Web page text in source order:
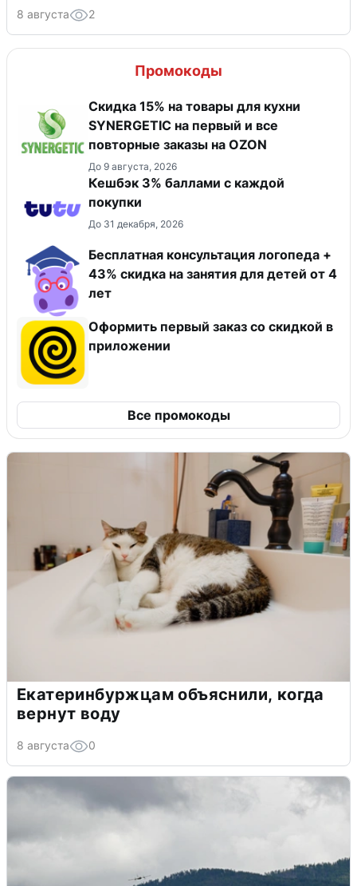
8 августа 2
Промокоды
Скидка 15% на товары для кухни
SYNERGETIC на первый и все
повторные заказы на OZON
До 9 августа, 2026
Кешбэк 3% баллами с каждой
покупки
До 31 декабря, 2026
Бесплатная консультация логопеда +
43% скидка на занятия для детей от 4
лет
Оформить первый заказ со скидкой в
приложении
Все промокоды
Екатеринбуржцам объяснили, когда
вернут воду
8 августа 0